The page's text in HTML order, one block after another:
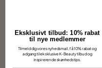
Eksfoliering (uden
Toner
Problem:Nogle tonere
Eksklusivt tilbud: 10% rabat
til nye medlemmer
Tilmeld dig vores nyhedsmail, få 10% rabat og
adgang til eksklusive K-Beauty tilbud og
inspirerende skønhedstips.